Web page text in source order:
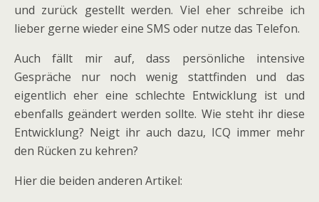
und zurück gestellt werden. Viel eher schreibe ich
lieber gerne wieder eine SMS oder nutze das Telefon.
Auch fällt mir auf, dass persönliche intensive
Gespräche nur noch wenig stattfinden und das
eigentlich eher eine schlechte Entwicklung ist und
ebenfalls geändert werden sollte. Wie steht ihr diese
Entwicklung? Neigt ihr auch dazu, ICQ immer mehr
den Rücken zu kehren?
Hier die beiden anderen Artikel: